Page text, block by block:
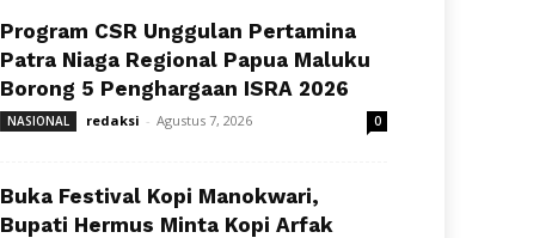
Program CSR Unggulan Pertamina
Patra Niaga Regional Papua Maluku
Borong 5 Penghargaan ISRA 2026
NASIONAL redaksi - Agustus 7, 2026 0
Buka Festival Kopi Manokwari,
Bupati Hermus Minta Kopi Arfak